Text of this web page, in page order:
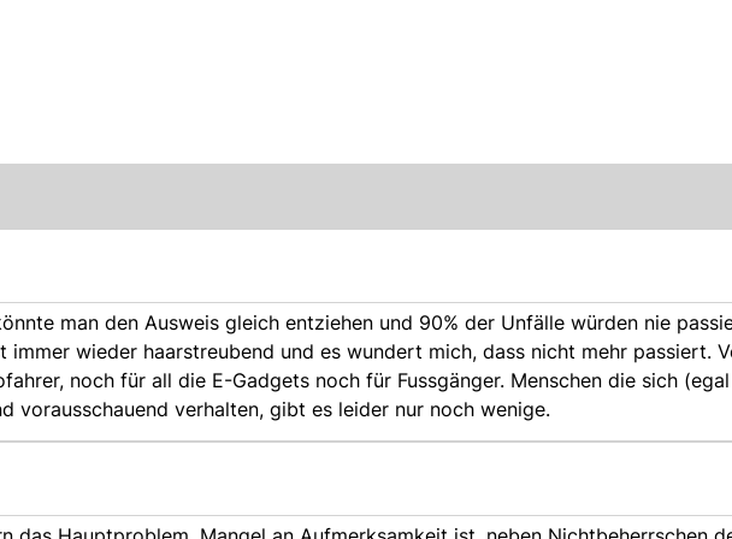
man den Ausweis gleich entziehen und 90% der Unfälle würden nie
immer wieder haarstreubend und es wundert mich, dass nicht mehr passiert.
noch für all die E-Gadgets noch für Fussgänger. Menschen die sich
vorausschauend verhalten, gibt es leider nur noch wenige.